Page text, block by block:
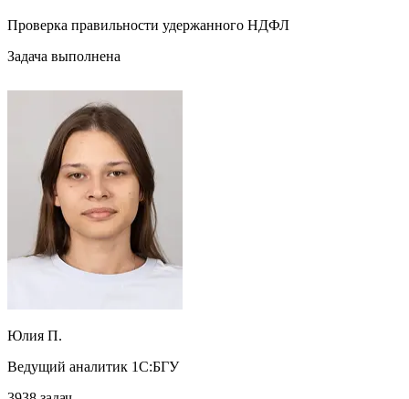
Проверка правильности удержанного НДФЛ
Задача выполнена
Юлия П.
Ведущий аналитик 1С:БГУ